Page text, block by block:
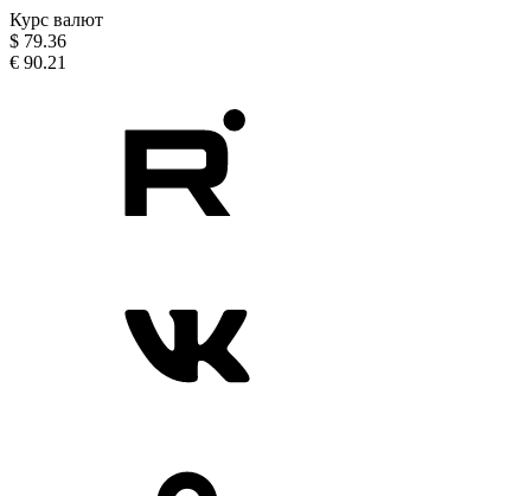
Курс валют
$ 79.36
€ 90.21